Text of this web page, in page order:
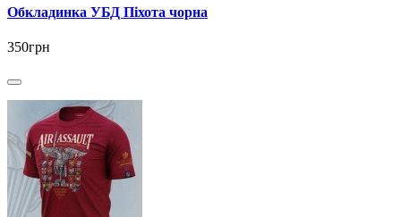
Обкладинка УБД Піхота чорна
350грн